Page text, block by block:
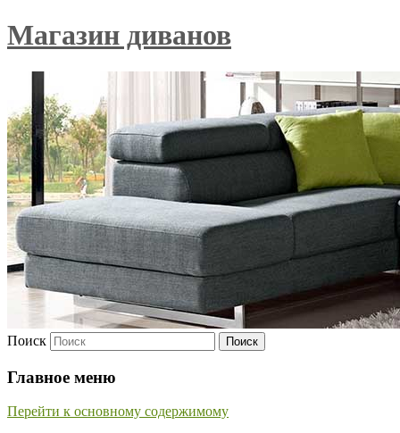
Магазин диванов
Поиск
Главное меню
Перейти к основному содержимому